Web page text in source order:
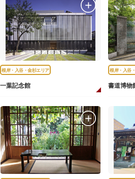
根岸・入谷・金杉エリア
一葉記念館
根岸・入谷
書道博物